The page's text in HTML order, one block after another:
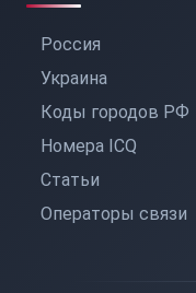
Россия
Украина
Коды городов РФ
Номера ICQ
Статьи
Операторы связи